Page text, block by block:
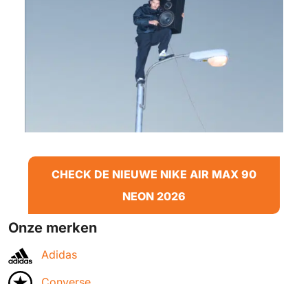
CHECK DE NIEUWE NIKE AIR MAX 90
NEON 2026
Onze merken
Adidas